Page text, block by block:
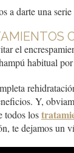
a darte una serie
el
habitual
Y,
todos los
te dejamos un